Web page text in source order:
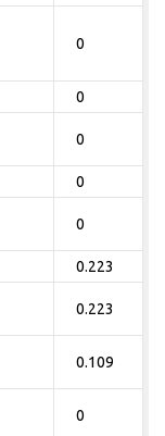
0
0
0
0
0
0.223
0.223
0.109
0